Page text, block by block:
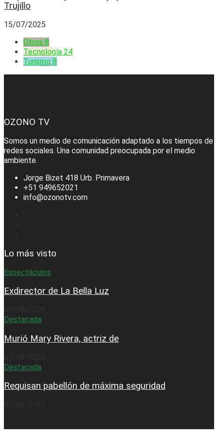
Trujillo
15/07/2025
Otros 8
Tecnología 24
Turismo 8
OZONO TV
Somos un medio de comunicación adaptado a los tiempos de
redes sociales. Una comunidad preocupada por el medio
ambiente.
Jorge Bizet 418 Urb. Primavera
+51 949652021
info@ozonotv.com
Lo más visto
Espectáculos
Exdirector de La Bella Luz
Destacada
Murió Mary Rivera, actriz de
Destacada
Requisan pabellón de máxima seguridad